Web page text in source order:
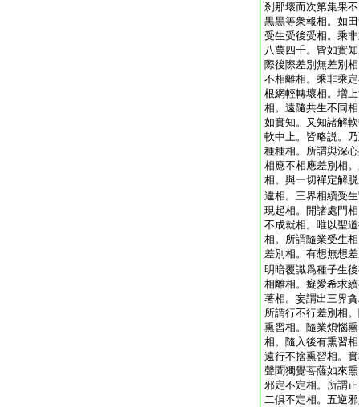
刹那壞而次第集果
黒黒等衆報相。如
受生受後受相。乘
八萬四千。皆如實
際後際差別無差別
不相離相。乘非乘
根網輕轉壞相。増
相。遠隨共生不同
如實知。又知諸解
軟中上。皆略説。
種種相。所謂與深
相應不相應差別相
相。與一切禪定解
違相。三界相續受
現起相。開諸處門
不成就相。唯以聖
相。所謂隨業受生
差別相。有想無想
明暗覆識爲種子生
相離相。癡愛希求
著相。妄謂出三界
所謂行不行差別相
熏習相。隨業煩惱
相。隨入後有熏習
遠行不捨熏習相。
聲聞獨覺菩薩如來
邪定不定相。所謂
二倶不定相。五逆